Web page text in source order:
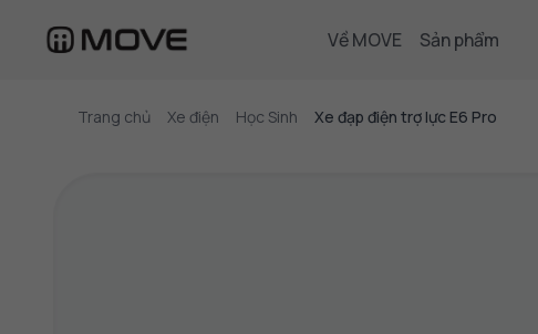
Về MOVE Sản phẩm
Trang chủ Xe điện Học Sinh Xe đạp điện trợ lực E6 Pro